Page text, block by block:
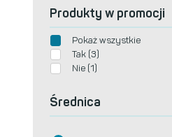
Produkty w promocji
Pokaż wszystkie
Tak (3)
Nie (1)
Średnica